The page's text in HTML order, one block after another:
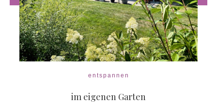
entspannen
im eigenen Garten